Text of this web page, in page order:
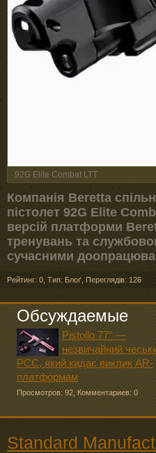
92G Elite Combat LTT
Компанія Beretta
пістолет 92G Elite
версій платформи
тренувань та
сучасними
Рейтинг: 0 Тип: Блоґ Переглядів: 126
Обсуждаемые
Pistollo 77° —
незвичайний
PCC, який кидає виклик AR-
платформам
Просмотров: 92 Комментариев: 0
Standard